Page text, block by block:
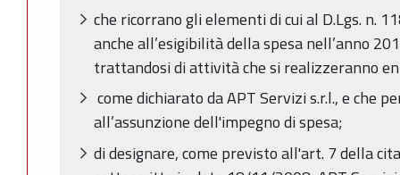
che ricorrano gli elementi di cui al D.Lgs. n.
anche all’esigibilità della spesa nell’anno
trattandosi di attività che si realizzeranno
come dichiarato da APT Servizi s.r.l., e che
all’assunzione dell'impegno di spesa;
di designare, come previsto all'art. 7 della